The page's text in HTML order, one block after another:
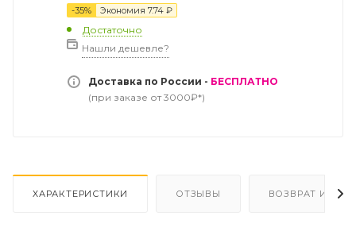
-35% Экономия 7.74 ₽
Достаточно
Нашли дешевле?
Доставка по России - БЕСПЛАТНО
(при заказе от 3000₽*)
ХАРАКТЕРИСТИКИ ОТЗЫВЫ ВОЗВРАТ И